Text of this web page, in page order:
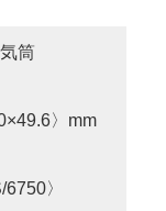
筒
〉mm
〉